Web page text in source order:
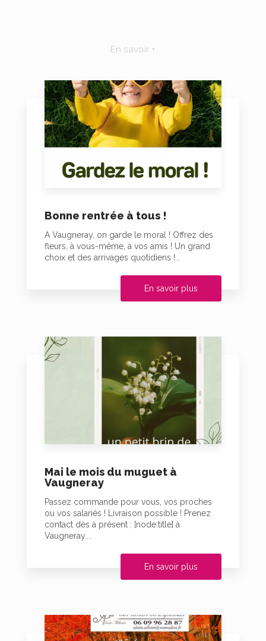
En savoir +
Bonne rentrée à tous !
A Vaugneray, on garde le moral ! Offrez des
fleurs, à vous-même, à vos amis ! Un grand
choix et des arrivages quotidiens !...
En savoir plus
Mai le mois du muguet à
Vaugneray
Passez commande pour vous, vos proches
ou vos salariés ! Livraison possible ! Prenez
contact dès à présent : [node:title] à
Vaugneray....
En savoir plus